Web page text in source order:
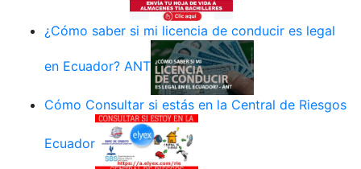
¿Cómo saber si mi licencia de conducir es legal
en Ecuador? ANT
Cómo Consultar si estás en la Central de Riesgos
Ecuador